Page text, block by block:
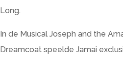
Long.
In de Musical Joseph and the
Dreamcoat speelde Jamai